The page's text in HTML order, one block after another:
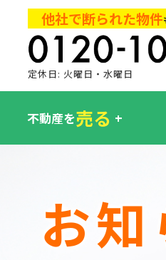
他社で断られた物件
定休日: 火曜日・水曜日
不動産を売る
お知